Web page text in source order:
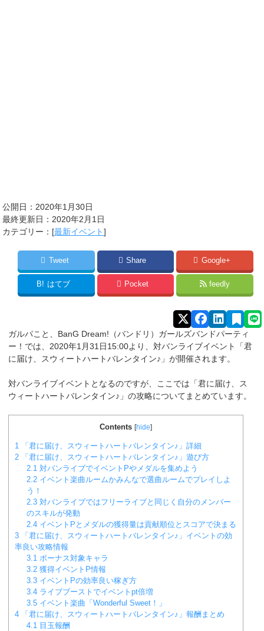
公開日：2020年1月30日
最終更新日：2020年2月1日
カテゴリー：[最新イベント]
Tweet Share Google+
B! はてブ Pocket feedly
ガルパこと、BanG Dream!（バンドリ）ガールズバンドパーティ
ー！では、2020年1月31日15:00より、対バンライブイベント「君
に届け、スウィートハートバレンタイン♪」が開催されます。
対バンライブイベントとなるのですが、ここでは「君に届け、ス
ウィートハートバレンタイン♪」の攻略についてまとめています。
Contents [hide]
1 「君に届け、スウィートハートバレンタイン♪」詳細
2 「君に届け、スウィートハートバレンタイン♪」遊び方
2.1 対バンライブでイベントPやメダルを集めよう
2.2 イベント楽曲ルームかみんなで選曲ルームでプレイしよ
う！
2.3 対バンライブではフリーライブと同じく自分のメンバー
のスキルが発動
2.4 イベントPとメダルの獲得量は貢献順位とスコアで決まる
3 「君に届け、スウィートハートバレンタイン♪」イベントの効
率良い攻略情報
3.1 ボーナス対象キャラ
3.2 獲得イベントP情報
3.3 イベントPの効率良い稼ぎ方
3.4 ライブブーストでイベントpt倍増
3.5 イベント楽曲「Wonderful Sweet！」
4 「君に届け、スウィートハートバレンタイン♪」報酬まとめ
4.1 目玉報酬